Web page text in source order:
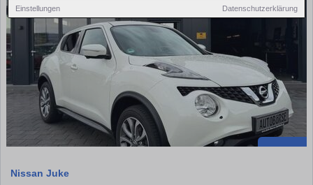
Einstellungen Datenschutzerklärung
Nissan Juke